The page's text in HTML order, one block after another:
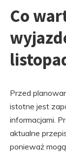
Co
Przed
istotne jest
informacjami.
aktualne
ponieważ